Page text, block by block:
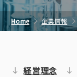
Home 企業情報
経営理念